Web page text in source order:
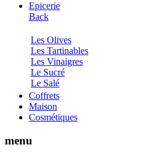
Epicerie
Back
Les Olives
Les Tartinables
Les Vinaigres
Le Sucré
Le Salé
Coffrets
Maison
Cosmétiques
menu